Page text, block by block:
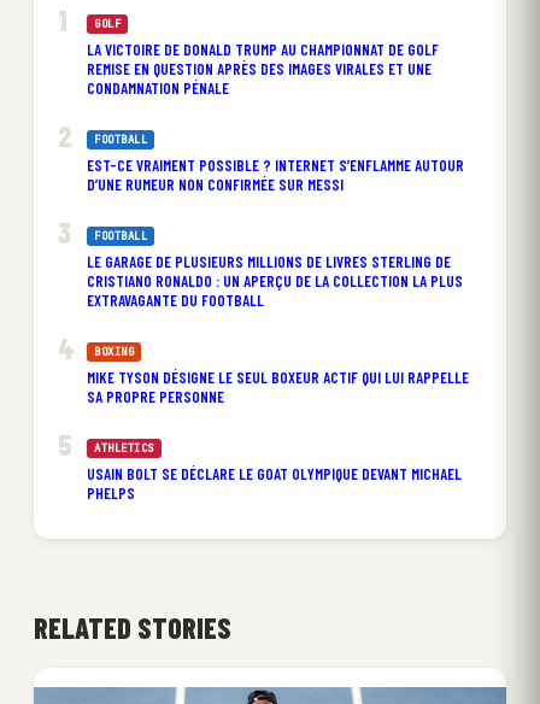
GOLF
LA VICTOIRE DE DONALD TRUMP AU CHAMPIONNAT DE GOLF
REMISE EN QUESTION APRÈS DES IMAGES VIRALES ET UNE
CONDAMNATION PÉNALE
FOOTBALL
EST-CE VRAIMENT POSSIBLE ? INTERNET S’ENFLAMME AUTOUR
D’UNE RUMEUR NON CONFIRMÉE SUR MESSI
FOOTBALL
LE GARAGE DE PLUSIEURS MILLIONS DE LIVRES STERLING DE
CRISTIANO RONALDO : UN APERÇU DE LA COLLECTION LA PLUS
EXTRAVAGANTE DU FOOTBALL
BOXING
MIKE TYSON DÉSIGNE LE SEUL BOXEUR ACTIF QUI LUI RAPPELLE
SA PROPRE PERSONNE
ATHLETICS
USAIN BOLT SE DÉCLARE LE GOAT OLYMPIQUE DEVANT MICHAEL
PHELPS
RELATED STORIES